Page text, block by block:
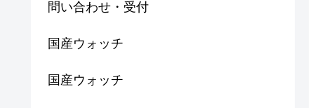
問い合わせ・受付
国産ウォッチ
国産ウォッチ